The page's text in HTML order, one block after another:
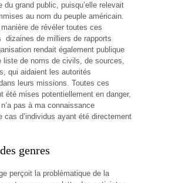
du grand public, puisqu’elle relevait
au nom du peuple américain.
de révéler toutes ces
dizaines de milliers de rapports
rendait également publique
liste de noms de civils, de sources,
qui aidaient les autorités
leurs missions. Toutes ces
été mises potentiellement en danger,
pas à ma connaissance
cas d’individus ayant été directement
genres
perçoit la problématique de la